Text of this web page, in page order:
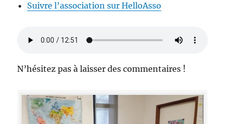
Suivre l’association sur HelloAsso
N’hésitez pas à laisser des commentaires !